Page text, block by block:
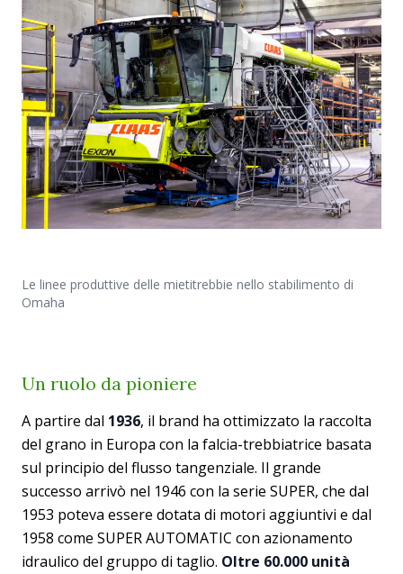
Le linee produttive delle mietitrebbie nello stabilimento di
Omaha
Un ruolo da pioniere
A partire dal 1936, il brand ha ottimizzato la raccolta
del grano in Europa con la falcia-trebbiatrice basata
sul principio del flusso tangenziale. Il grande
successo arrivò nel 1946 con la serie SUPER, che dal
1953 poteva essere dotata di motori aggiuntivi e dal
1958 come SUPER AUTOMATIC con azionamento
idraulico del gruppo di taglio. Oltre 60.000 unità